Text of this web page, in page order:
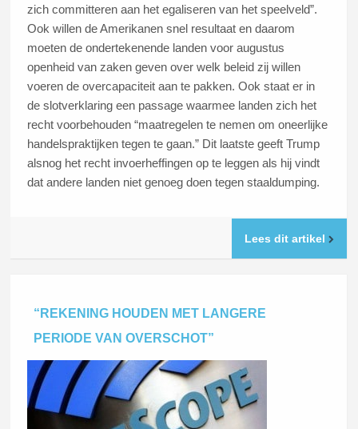
zich committeren aan het egaliseren van het speelveld”.
Ook willen de Amerikanen snel resultaat en daarom
moeten de ondertekenende landen voor augustus
openheid van zaken geven over welk beleid zij willen
voeren de overcapaciteit aan te pakken. Ook staat er in
de slotverklaring een passage waarmee landen zich het
recht voorbehouden “maatregelen te nemen om oneerlijke
handelspraktijken tegen te gaan.” Dit laatste geeft Trump
alsnog het recht invoerheffingen op te leggen als hij vindt
dat andere landen niet genoeg doen tegen staaldumping.
Lees dit artikel
“REKENING HOUDEN MET LANGERE
PERIODE VAN OVERSCHOT”